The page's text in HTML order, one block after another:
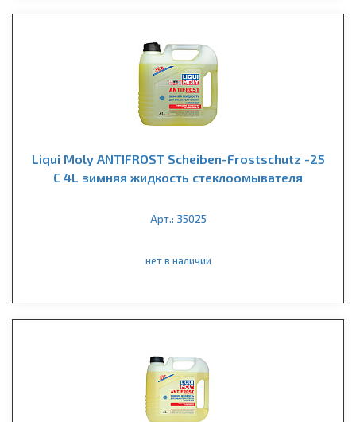
Liqui Moly ANTIFROST Scheiben-Frostschutz -25
С 4L зимняя жидкость стеклоомывателя
Арт.: 35025
нет в наличии